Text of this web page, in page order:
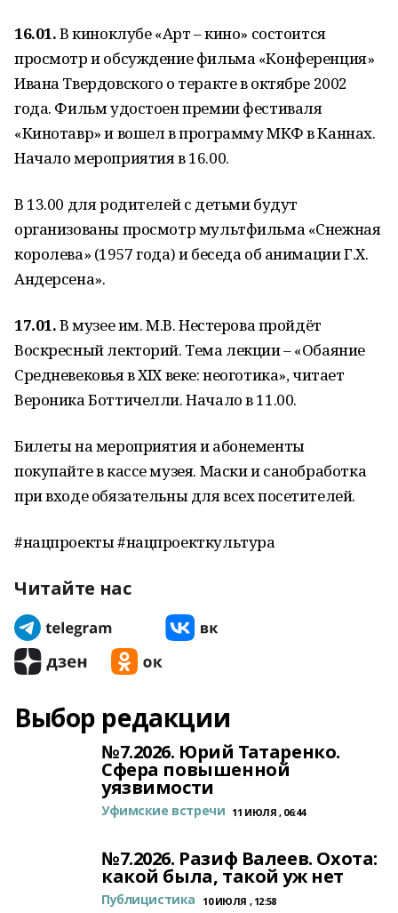
16.01.В киноклубе «Арт – кино» состоится
просмотр и обсуждение фильма «Конференция»
Ивана Твердовского о теракте в октябре 2002
года. Фильм удостоен премии фестиваля
«Кинотавр» и вошел в программу МКФ в Каннах.
Начало мероприятия в 16.00.
В 13.00 для родителей с детьми будут
организованы просмотр мультфильма «Снежная
королева» (1957 года) и беседа об анимации Г.Х.
Андерсена».
17.01.В музее им. М.В. Нестерова пройдёт
Воскресный лекторий. Тема лекции – «Обаяние
Средневековья в XIX веке: неоготика», читает
Вероника Боттичелли. Начало в 11.00.
Билеты на мероприятия и абонементы
покупайте в кассе музея. Маски и санобработка
при входе обязательны для всех посетителей.
#нацпроекты #нацпроекткультура
Читайте нас
Выбор редакции
№7.2026. Юрий Татаренко.
Сфера повышенной
уязвимости
Уфимские встречи 11 ИЮЛЯ , 06:44
№7.2026. Разиф Валеев. Охота:
какой была, такой уж нет
Публицистика 10 ИЮЛЯ , 12:58